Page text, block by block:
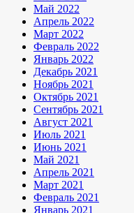
Май 2022
Апрель 2022
Март 2022
Февраль 2022
Январь 2022
Декабрь 2021
Ноябрь 2021
Октябрь 2021
Сентябрь 2021
Август 2021
Июль 2021
Июнь 2021
Май 2021
Апрель 2021
Март 2021
Февраль 2021
Январь 2021